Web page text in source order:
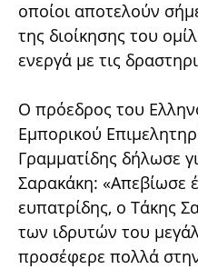
οποίοι αποτελούν
της διοίκησης του
ενεργά με τις
Ο πρόεδρος του
Εμπορικού
Γραμματίδης δήλωσε
Σαρακάκη: «Απεβίωσε
ευπατρίδης, ο Τάκης
των ιδρυτών του
προσέφερε πολλά